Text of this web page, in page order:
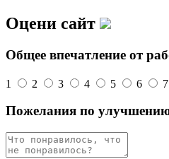
Оцени сайт
Общее впечатление от
1 2 3 4 5 6 7
Пожелания по